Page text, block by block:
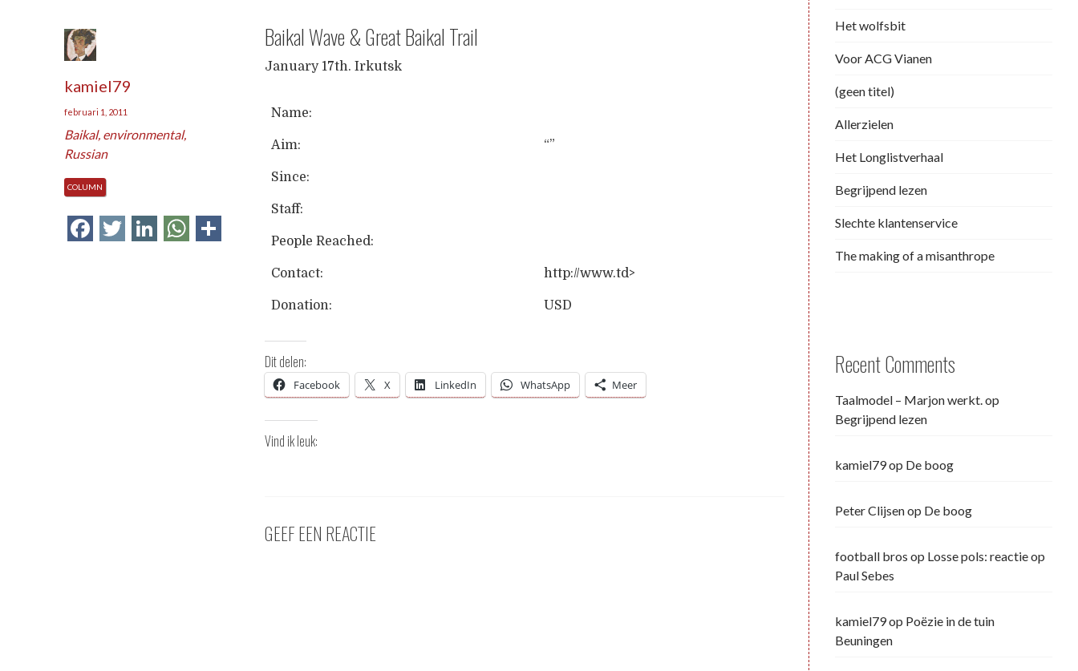
kamiel79
februari 1, 2011
Baikal, environmental,
Russian
COLUMN
Facebook
Twitter
LinkedInWhatsApp
Delen
Baikal Wave & Great Baikal Trail
January 17th. Irkutsk
Name:
Aim: “”
Since:
Staff:
People Reached:
Contact: http://www.td>
Donation: USD
Dit delen:
Facebook X LinkedIn WhatsApp Meer
Vind ik leuk:
GEEF EEN REACTIE
Het wolfsbit
Voor ACG Vianen
(geen titel)
Allerzielen
Het Longlistverhaal
Begrijpend lezen
Slechte klantenservice
The making of a misanthrope
Recent Comments
Taalmodel – Marjon werkt.op
Begrijpend lezen
kamiel79op De boog
Peter Clijsenop De boog
football bros op Losse pols: reactie op
Paul Sebes
kamiel79op Poëzie in de tuin
Beuningen